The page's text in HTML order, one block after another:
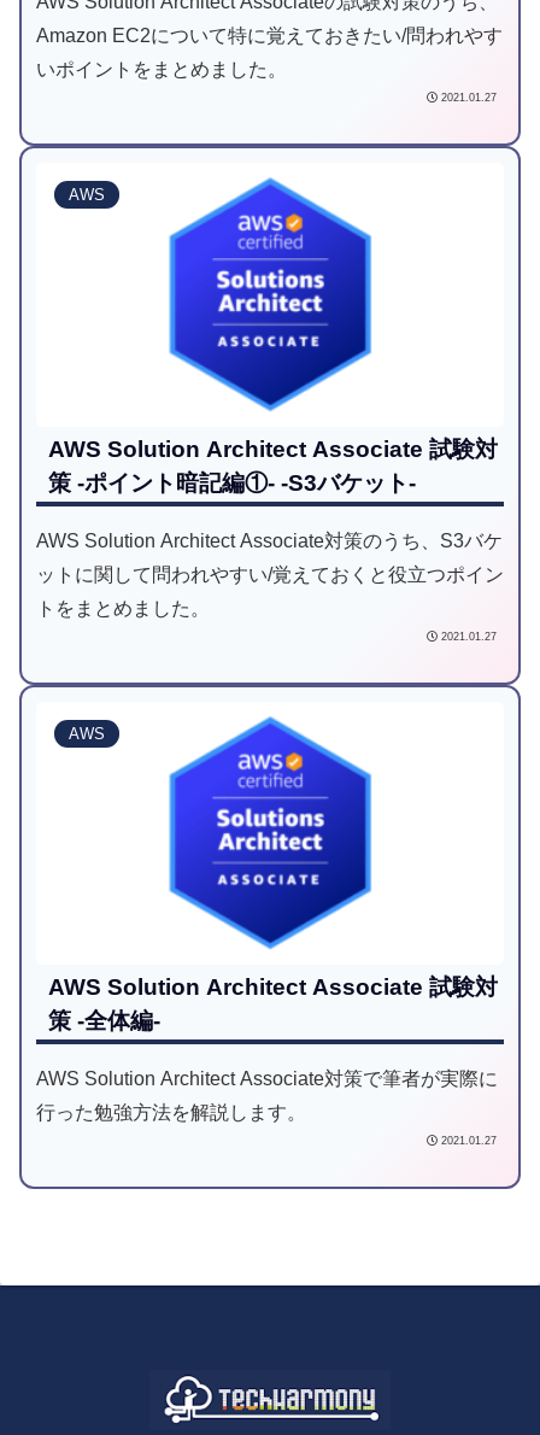
Amazon EC2について特に覚えておきたい/問われやす
いポイントをまとめました。
2021.01.27
AWS
AWS Solution Architect Associate 試験対
策 -ポイント暗記編①- -S3バケット-
AWS Solution Architect Associate対策のうち、S3バケ
ットに関して問われやすい/覚えておくと役立つポイン
トをまとめました。
2021.01.27
AWS
AWS Solution Architect Associate 試験対
策 -全体編-
AWS Solution Architect Associate対策で筆者が実際に
行った勉強方法を解説します。
2021.01.27